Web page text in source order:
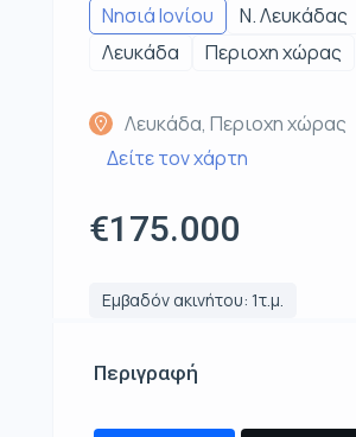
Νησιά Ιονίου
Ν. Λευκάδας
Λευκάδα
Περιοχη χώρας
Λευκάδα, Περιοχη χώρας
Δείτε τον χάρτη
€175.000
Εμβαδόν ακινήτου: 1τ.μ.
Περιγραφή